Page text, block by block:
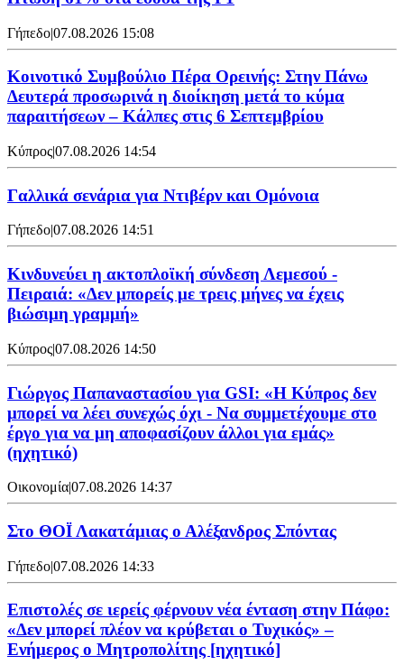
Γήπεδο|07.08.2026 15:08
Κοινοτικό Συμβούλιο Πέρα Ορεινής: Στην Πάνω
Δευτερά προσωρινά η διοίκηση μετά το κύμα
παραιτήσεων – Κάλπες στις 6 Σεπτεμβρίου
Κύπρος|07.08.2026 14:54
Γαλλικά σενάρια για Ντιβέρν και Ομόνοια
Γήπεδο|07.08.2026 14:51
Κινδυνεύει η ακτοπλοϊκή σύνδεση Λεμεσού -
Πειραιά: «Δεν μπορείς με τρεις μήνες να έχεις
βιώσιμη γραμμή»
Κύπρος|07.08.2026 14:50
Γιώργος Παπαναστασίου για GSI: «Η Κύπρος δεν
μπορεί να λέει συνεχώς όχι - Να συμμετέχουμε στο
έργο για να μη αποφασίζουν άλλοι για εμάς»
(ηχητικό)
Οικονομία|07.08.2026 14:37
Στο ΘΟΪ Λακατάμιας ο Αλέξανδρος Σπόντας
Γήπεδο|07.08.2026 14:33
Επιστολές σε ιερείς φέρνουν νέα ένταση στην Πάφο:
«Δεν μπορεί πλέον να κρύβεται ο Τυχικός» –
Ενήμερος ο Μητροπολίτης [ηχητικό]